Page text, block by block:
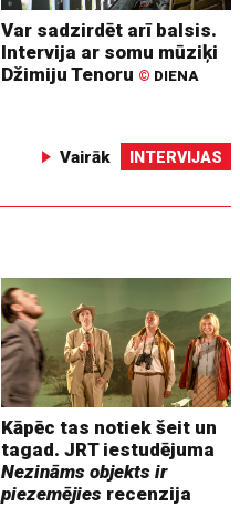
Var sadzirdēt arī balsis.
Intervija ar somu mūziķi
Džimiju Tenoru © DIENA
Vairāk INTERVIJAS
Kāpēc tas notiek šeit un
tagad. JRT iestudējuma
Nezināms objekts ir
piezemējies recenzija